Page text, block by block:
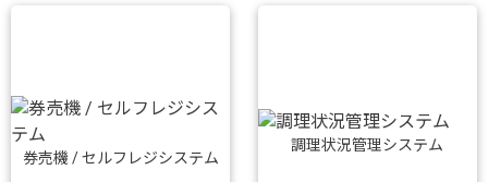
券売機 / セルフレジシステム
調理状況管理システム